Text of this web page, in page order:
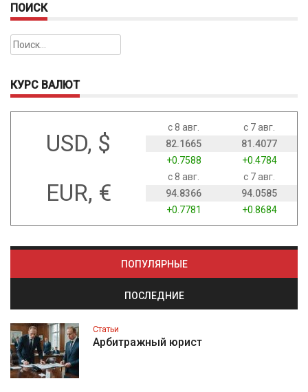
ПОИСК
Найти:
КУРС ВАЛЮТ
USD, $
с 8 авг.
с 7 авг.
82.1665
81.4077
+0.7588
+0.4784
EUR, €
с 8 авг.
с 7 авг.
94.8366
94.0585
+0.7781
+0.8684
ПОПУЛЯРНЫЕ
ПОСЛЕДНИЕ
Статьи
Арбитражный юрист